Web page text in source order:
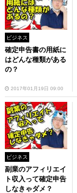
ビジネス
確定申告書の用紙に
はどんな種類がある
の？
2017年01月19日 09:00
ビジネス
副業のアフィリエイ
ト収入って確定申告
しなきゃダメ？